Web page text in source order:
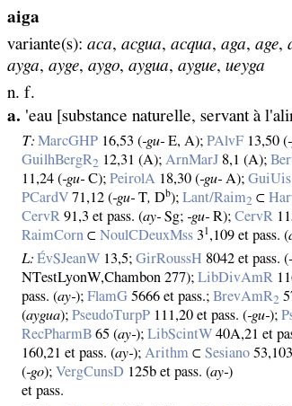
aiga
variante(s): aca, acgua, acqua, aga, age,
ayga, ayge, aygo, aygua, aygue, ueyga
n. f.
a. 'eau [substance naturelle, servant à
T: MarcGHP 16,53 (‑gu‑ E, A);PAlvF 13,50 (
GuilhBergR2 12,31 (A);ArnMarJ 8,1 (A);
11,24 (‑gu‑ C);PeirolA 18,30 (‑gu‑ A);GuiUis
PCardV 71,12 (‑gu‑ T, Db);Lant/Raim2 ⊂
CervR 91,3 et pass. (ay‑ Sg;‑gu‑ R);CervR
RaimCorn ⊂NoulCDeuxMss 31 ,109 et pass. (
L: ÉvSJeanW 13,5;GirRoussH 8042 et pass. (
NTestLyonW,Chambon 277);LibDivAmR
pass. (ay‑);FlamG 5666 et pass.;BrevAmR2
(aygua);PseudoTurpP 111,20 et pass. (‑gu‑);
RecPharmB 65 (ay‑);LibScintW 40A,21 et
160,21 et pass. (ay‑);Arithm ⊂Sesiano
(‑go);VergCunsD 125b et pass. (ay‑)
et pass.